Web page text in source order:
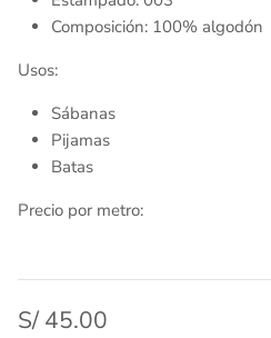
Composición: 100% algodón
Usos:
Sábanas
Pijamas
Batas
Precio por metro:
S/ 45.00